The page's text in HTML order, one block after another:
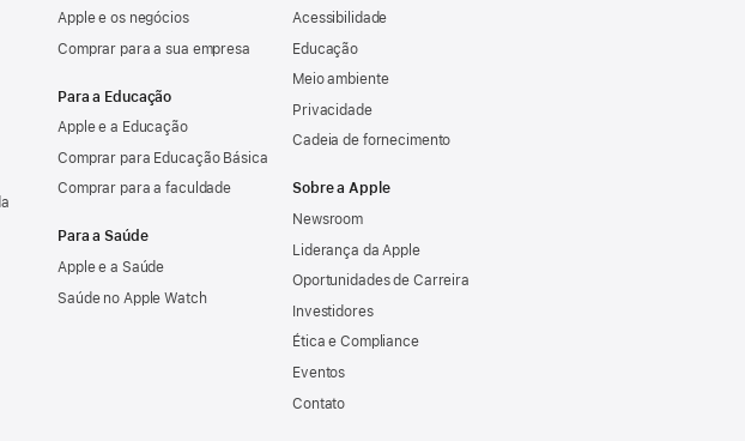
Apple e os negócios
Comprar para a sua empresa
Para a Educação
Apple e a Educação
Comprar para Educação Básica
Comprar para a faculdade
Para a Saúde
Apple e a Saúde
Saúde no Apple Watch
Acessibilidade
Educação
Meio ambiente
Privacidade
Cadeia de fornecimento
Sobre a Apple
Newsroom
Liderança da Apple
Oportunidades de Carreira
Investidores
Ética e Compliance
Eventos
Contato